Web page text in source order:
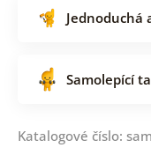
Jednoduchá
Samolepící
Katalogové číslo: